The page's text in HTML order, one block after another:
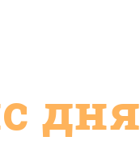
дня